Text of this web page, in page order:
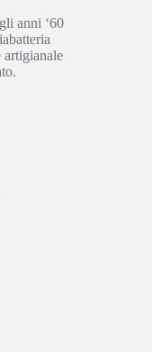
anni ‘60
artigianale